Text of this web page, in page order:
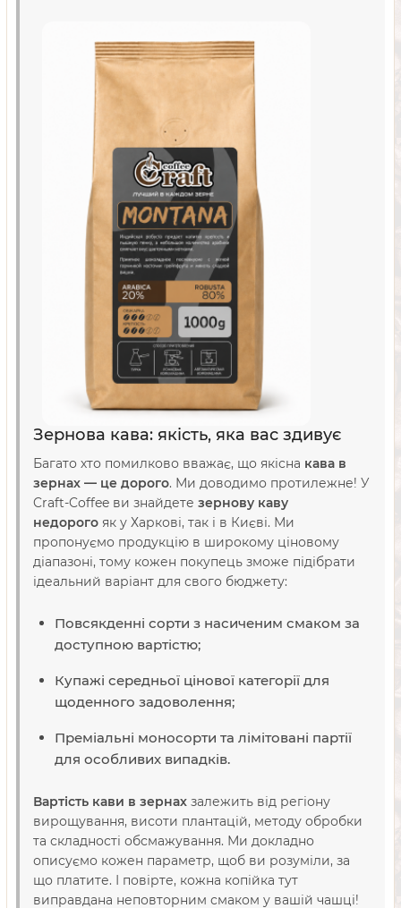
Зернова кава: якість, яка вас здивує
Багато хто помилково вважає, що якісна кава в
зернах — це дорого. Ми доводимо протилежне! У
Craft-Coffee ви знайдете зернову каву
недорого як у Харкові, так і в Києві. Ми
пропонуємо продукцію в широкому ціновому
діапазоні, тому кожен покупець зможе підібрати
ідеальний варіант для свого бюджету:
Повсякденні сорти з насиченим смаком за
доступною вартістю;
Купажі середньої цінової категорії для
щоденного задоволення;
Преміальні моносорти та лімітовані партії
для особливих випадків.
Вартість кави в зернах залежить від регіону
вирощування, висоти плантацій, методу обробки
та складності обсмажування. Ми докладно
описуємо кожен параметр, щоб ви розуміли, за
що платите. І повірте, кожна копійка тут
виправдана неповторним смаком у вашій чашці!